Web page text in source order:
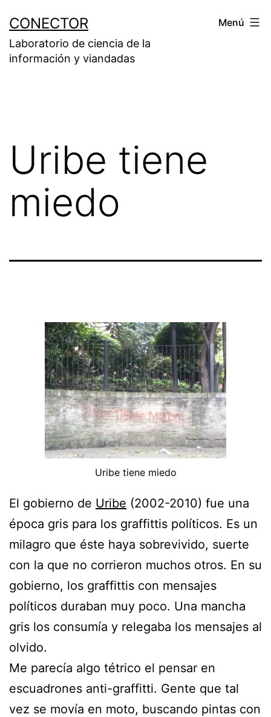
contenido
CONECTOR
Laboratorio de ciencia de la
información y viandadas
Menú
Uribe tiene
miedo
Uribe tiene miedo
El gobierno de Uribe (2002-2010) fue una
época gris para los graffittis políticos. Es un
milagro que éste haya sobrevivido, suerte
con la que no corrieron muchos otros. En su
gobierno, los graffittis con mensajes
políticos duraban muy poco. Una mancha
gris los consumía y relegaba los mensajes al
olvido.
Me parecía algo tétrico el pensar en
escuadrones anti-graffitti. Gente que tal
vez se movía en moto, buscando pintas con